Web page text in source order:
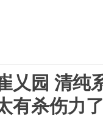
乂园 清纯
有杀伤力